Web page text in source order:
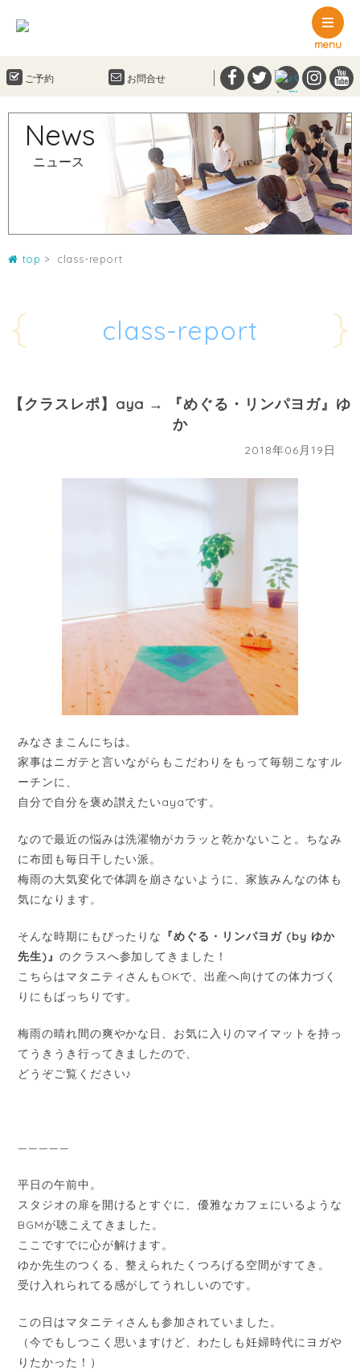
menu
ご予約 お問合せ
News
ニュース
top class-report
{ class-report }
【クラスレポ】aya → 『めぐる・リンパヨガ』ゆ
か
2018年06月19日
みなさまこんにちは。
家事はニガテと言いながらもこだわりをもって毎朝こなすル
ーチンに、
自分で自分を褒め讃えたいayaです。
なので最近の悩みは洗濯物がカラッと乾かないこと。ちなみ
に布団も毎日干したい派。
梅雨の大気変化で体調を崩さないように、家族みんなの体も
気になります。
そんな時期にもぴったりな 『めぐる・リンパヨガ (by ゆか
先生)』 のクラスへ参加してきました！
こちらはマタニティさんもOKで、出産へ向けての体力づく
りにもばっちりです。
梅雨の晴れ間の爽やかな日、お気に入りのマイマットを持っ
てうきうき行ってきましたので、
どうぞご覧ください♪
—————
平日の午前中。
スタジオの扉を開けるとすぐに、優雅なカフェにいるような
BGMが聴こえてきました。
ここですでに心が解けます。
ゆか先生のつくる、整えられたくつろげる空間がすてき。
受け入れられてる感がしてうれしいのです。
この日はマタニティさんも参加されていました。
（今でもしつこく思いますけど、わたしも妊婦時代にヨガや
りたかった！）